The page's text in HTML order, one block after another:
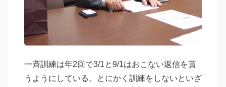
一斉訓練は年2回で3/1と9/1はおこない返信を貰
うようにしている。とにかく訓練をしないといざ